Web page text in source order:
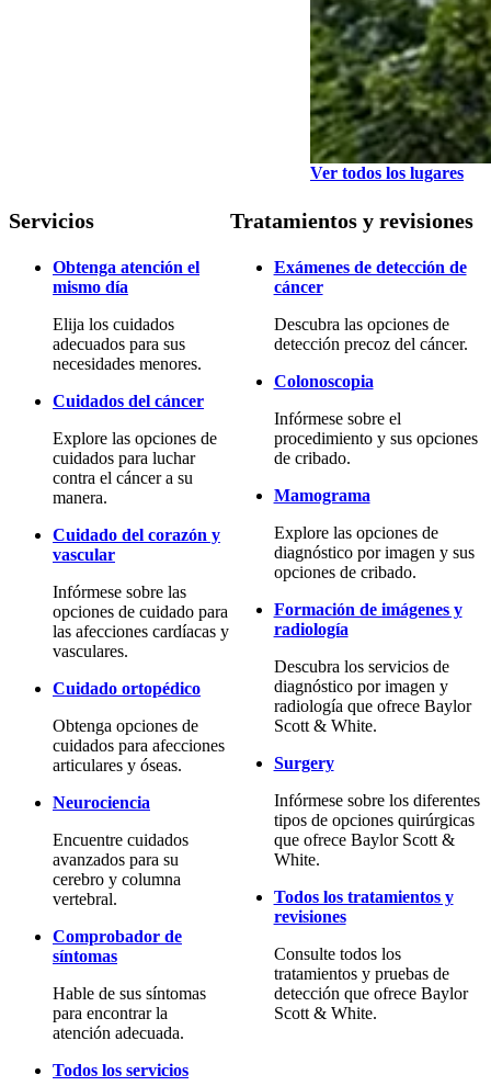
Ver todos los lugares
Servicios
Obtenga atención el
mismo día
Elija los cuidados
adecuados para sus
necesidades menores.
Cuidados del cáncer
Explore las opciones de
cuidados para luchar
contra el cáncer a su
manera.
Cuidado del corazón y
vascular
Infórmese sobre las
opciones de cuidado para
las afecciones cardíacas y
vasculares.
Cuidado ortopédico
Obtenga opciones de
cuidados para afecciones
articulares y óseas.
Neurociencia
Encuentre cuidados
avanzados para su
cerebro y columna
vertebral.
Comprobador de
síntomas
Hable de sus síntomas
para encontrar la
atención adecuada.
Todos los servicios
Tratamientos y revisiones
Exámenes de detección de
cáncer
Descubra las opciones de
detección precoz del cáncer.
Colonoscopia
Infórmese sobre el
procedimiento y sus opciones
de cribado.
Mamograma
Explore las opciones de
diagnóstico por imagen y sus
opciones de cribado.
Formación de imágenes y
radiología
Descubra los servicios de
diagnóstico por imagen y
radiología que ofrece Baylor
Scott & White.
Surgery
Infórmese sobre los diferentes
tipos de opciones quirúrgicas
que ofrece Baylor Scott &
White.
Todos los tratamientos y
revisiones
Consulte todos los
tratamientos y pruebas de
detección que ofrece Baylor
Scott & White.